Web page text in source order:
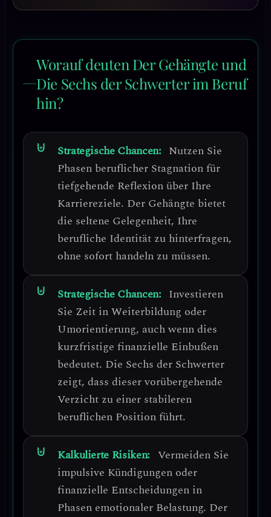
Worauf deuten Der Gehängte und
Die Sechs der Schwerter im Beruf
hin?
Strategische Chancen: Nutzen Sie
Phasen beruflicher Stagnation für
tiefgehende Reflexion über Ihre
Karriereziele. Der Gehängte bietet
die seltene Gelegenheit, Ihre
berufliche Identität zu hinterfragen,
ohne sofort handeln zu müssen.
Strategische Chancen: Investieren
Sie Zeit inWeiterbildung oder
Umorientierung, auch wenn dies
kurzfristige finanzielle Einbußen
bedeutet. Die Sechs der Schwerter
zeigt, dass dieser vorübergehende
Verzicht zu einer stabileren
beruflichen Position führt.
Kalkulierte Risiken: Vermeiden Sie
impulsive Kündigungen oder
finanzielle Entscheidungen in
Phasen emotionaler Belastung. Der